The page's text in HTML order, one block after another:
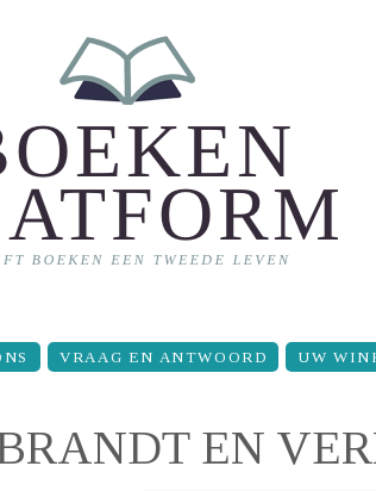
VRAAG EN ANTWOORD UW
EN